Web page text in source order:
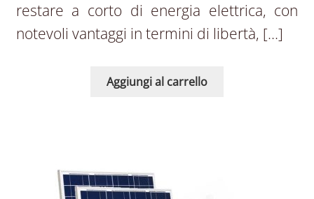
restare a corto di energia elettrica, con
notevoli vantaggi in termini di libertà, […]
Aggiungi al carrello